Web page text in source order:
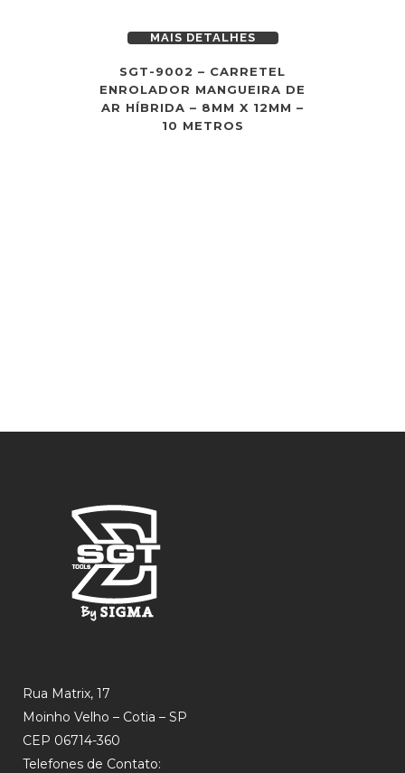
MAIS DETALHES
SGT-9002 – CARRETEL
ENROLADOR MANGUEIRA DE
AR HÍBRIDA – 8MM X 12MM –
10 METROS
Rua Matrix, 17
Moinho Velho – Cotia – SP
CEP 06714-360
Telefones de Contato: